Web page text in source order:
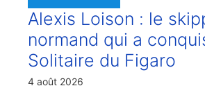
Alexis Loison : le
normand qui a
Solitaire du Figaro
4 août 2026